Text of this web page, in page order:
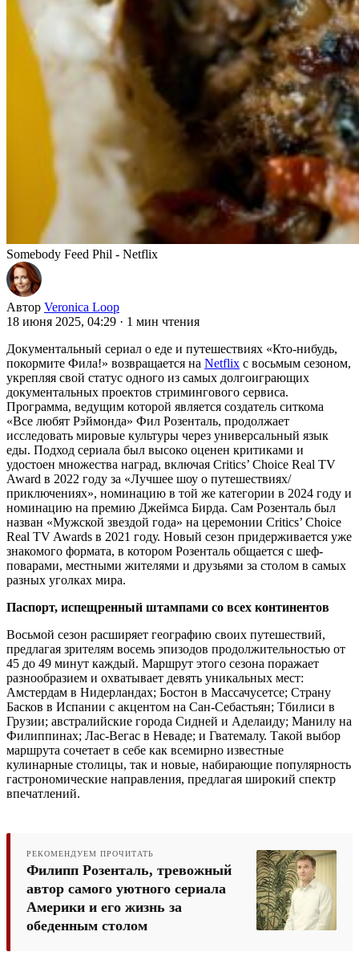
Somebody Feed Phil - Netflix
Автор Veronica Loop
18 июня 2025, 04:29 · 1 мин чтения
Документальный сериал о еде и путешествиях «Кто-нибудь,
покормите Фила!» возвращается на Netflix с восьмым сезоном,
укрепляя свой статус одного из самых долгоиграющих
документальных проектов стримингового сервиса.
Программа, ведущим которой является создатель ситкома
«Все любят Рэймонда» Фил Розенталь, продолжает
исследовать мировые культуры через универсальный язык
еды. Подход сериала был высоко оценен критиками и
удостоен множества наград, включая Critics’ Choice Real TV
Award в 2022 году за «Лучшее шоу о путешествиях/
приключениях», номинацию в той же категории в 2024 году и
номинацию на премию Джеймса Бирда. Сам Розенталь был
назван «Мужской звездой года» на церемонии Critics’ Choice
Real TV Awards в 2021 году. Новый сезон придерживается уже
знакомого формата, в котором Розенталь общается с шеф-
поварами, местными жителями и друзьями за столом в самых
разных уголках мира.
Паспорт, испещренный штампами со всех континентов
Восьмой сезон расширяет географию своих путешествий,
предлагая зрителям восемь эпизодов продолжительностью от
45 до 49 минут каждый. Маршрут этого сезона поражает
разнообразием и охватывает девять уникальных мест:
Амстердам в Нидерландах; Бостон в Массачусетсе; Страну
Басков в Испании с акцентом на Сан-Себастьян; Тбилиси в
Грузии; австралийские города Сидней и Аделаиду; Манилу на
Филиппинах; Лас-Вегас в Неваде; и Гватемалу. Такой выбор
маршрута сочетает в себе как всемирно известные
кулинарные столицы, так и новые, набирающие популярность
гастрономические направления, предлагая широкий спектр
впечатлений.
РЕКОМЕНДУЕМ ПРОЧИТАТЬ
Филипп Розенталь, тревожный
автор самого уютного сериала
Америки и его жизнь за
обеденным столом